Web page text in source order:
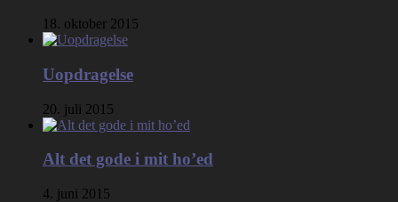
18. oktober 2015
Uopdragelse
20. juli 2015
Alt det gode i mit ho’ed
4. juni 2015